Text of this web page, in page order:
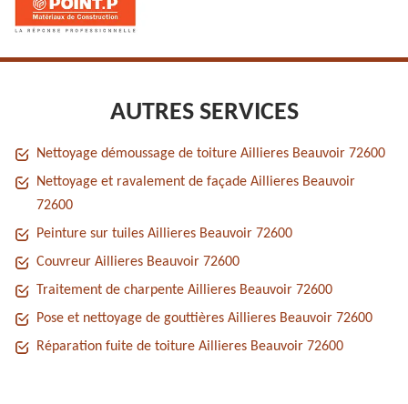
AUTRES SERVICES
Nettoyage démoussage de toiture Aillieres Beauvoir 72600
Nettoyage et ravalement de façade Aillieres Beauvoir
72600
Peinture sur tuiles Aillieres Beauvoir 72600
Couvreur Aillieres Beauvoir 72600
Traitement de charpente Aillieres Beauvoir 72600
Pose et nettoyage de gouttières Aillieres Beauvoir 72600
Réparation fuite de toiture Aillieres Beauvoir 72600